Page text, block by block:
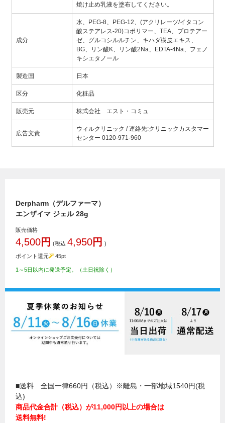
焼け止め乳液を塗布してください。
成分
水、PEG-8、PEG-12、(アクリレーツ/イタコン
酸ステアレス-20)コポリマー、TEA、プロテアー
ゼ、グルコシルルチン、キハダ樹皮エキス、
BG、リン酸K、リン酸2Na、EDTA-4Na、フェノ
キシエタノール
製造国 日本
区分 化粧品
販売元 株式会社 エスト・コミュ
広告文責
ウィルクリニック / 連絡先:クリニックカスタマー
センター 0120-971-960
Derpharm（デルファーマ）
エンザイマ ジェル 28g
販売価格
4,500円 (税込4,950円 )
ポイント還元 45pt
1～5日以内に発送予定。（土日祝除く）
■送料 全国一律660円（税込）※離島・一部地域1540円(税
込)
商品代金合計（税込）が11,000円以上の場合は
送料無料!